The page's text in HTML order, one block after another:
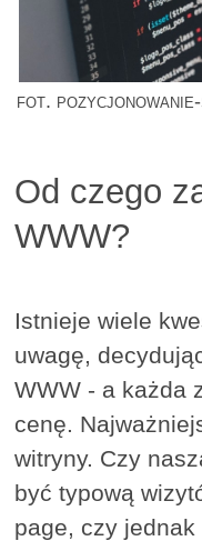
fot.
Od czego
WWW?
Istnieje wiele
uwagę,
WWW - a każda
cenę.
witryny. Czy
być typową
page, czy